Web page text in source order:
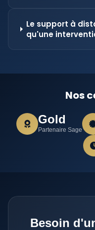
Le support à
qu'une
Nos
Gold
Partenaire Sage
Besoin